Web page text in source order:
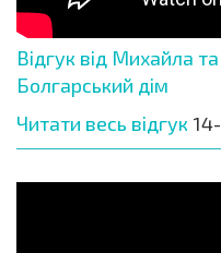
Відгук від Михайла
Болгарський дім
Читати весь відгук